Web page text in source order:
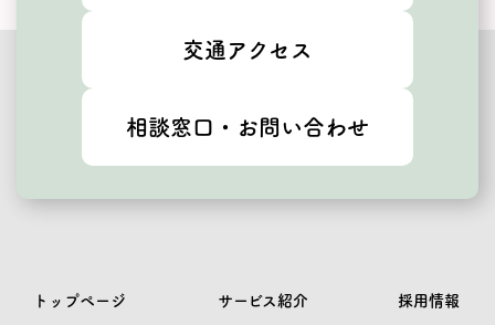
交通アクセス
相談窓口・お問い合わせ
トップページ サービス紹介 採用情報